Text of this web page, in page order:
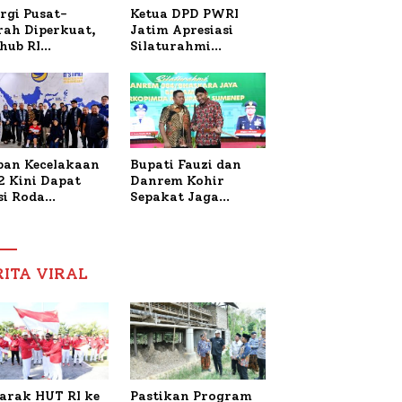
Pusat-
Diperkuat,
RI
Bahas
KM
Sentosa II
Ketua DPD PWRI
Jatim Apresiasi
Silaturahmi
dan PWRI, Sebut
Kemitraan Ideal
Polri-Pers
Kecelakaan
Kini Dapat
Roda
Nabil
Bupati Fauzi dan
Danrem Kohir
Sepakat Jaga
VIRAL
HUT RI ke
Pastikan Program